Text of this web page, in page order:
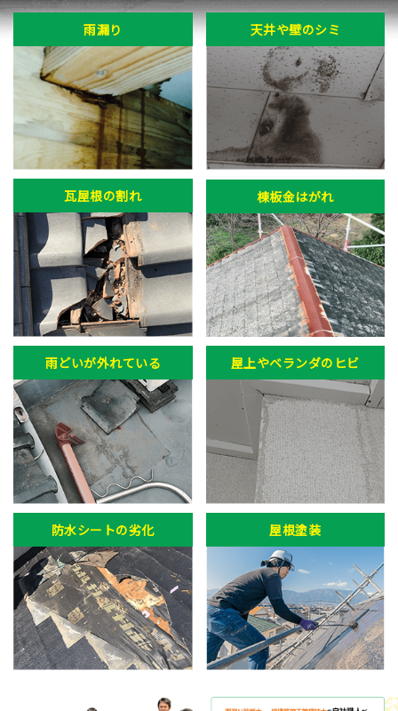
雨漏り 天井や壁のシミ
瓦屋根の割れ 棟板金はがれ
雨どいが外れている 屋上やベランダのヒビ
防水シートの劣化 屋根塗装